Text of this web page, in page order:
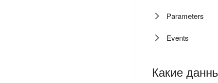
Parameters
Events
Какие